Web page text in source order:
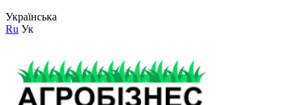
Українська
Ru Ук